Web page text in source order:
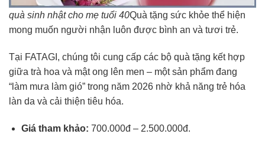
quà sinh nhật cho mẹ tuổi 40Quà tặng sức khỏe thể hiện
mong muốn người nhận luôn được bình an và tươi trẻ.
Tại FATAGI, chúng tôi cung cấp các bộ quà tặng kết hợp
giữa trà hoa và mật ong lên men – một sản phẩm đang
“làm mưa làm gió” trong năm 2026 nhờ khả năng trẻ hóa
làn da và cải thiện tiêu hóa.
Giá tham khảo: 700.000đ – 2.500.000đ.